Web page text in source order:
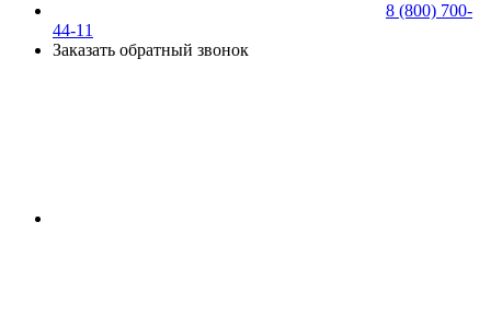
8 (800) 700-
44-11
Заказать обратный звонок